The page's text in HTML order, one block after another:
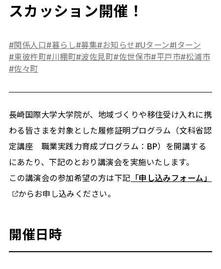
スカッション開催！
#関係人口#暮らし#募集#お知らせ#Uターン#Iターン
#東彼杵町#川棚町#波佐見町#佐世保市#平戸市#松浦市
#佐々町
長崎国際大学大学院が、地域づくりや移住受け入れに携
わる皆さまを対象とした履修証明プログラム（文科省認
定講座 職業実践力育成プログラム：BP）を開講する
にあたり、下記のとおり講演会を実施いたします。
この講演会の参加希望の方は下記 「申し込みフォーム」
からお申し込みください。
開催日時